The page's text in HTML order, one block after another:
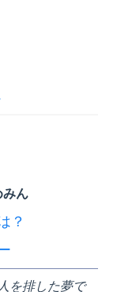
みん
？
を排した夢で